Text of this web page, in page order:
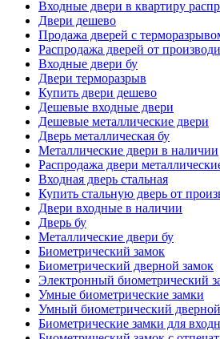
Входные двери в квартиру
Двери дешево
Продажа дверей с
Распродажа дверей от
Входные двери бу
Двери терморазрыв
Купить двери дешево
Дешевые входные двери
Дешевые металлические двери
Дверь металлическая бу
Металлические двери в наличии
Распродажа двери
Входная дверь стальная
Купить стальную дверь от
Двери входные в наличии
Дверь бу
Металлические двери бу
Биометрический замок
Биометрический дверной замок
Электронный биометрический
Умные биометрические замки
Умный биометрический
Биометрические замки для